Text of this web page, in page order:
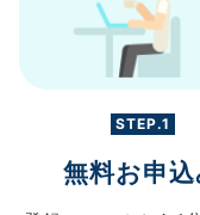
STEP.1
無料お申込